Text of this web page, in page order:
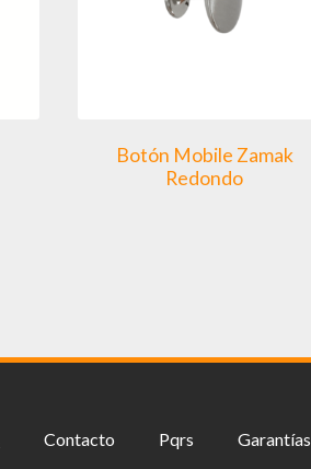
Botón Mobile Zamak
Redondo
Contacto Pqrs Garantías